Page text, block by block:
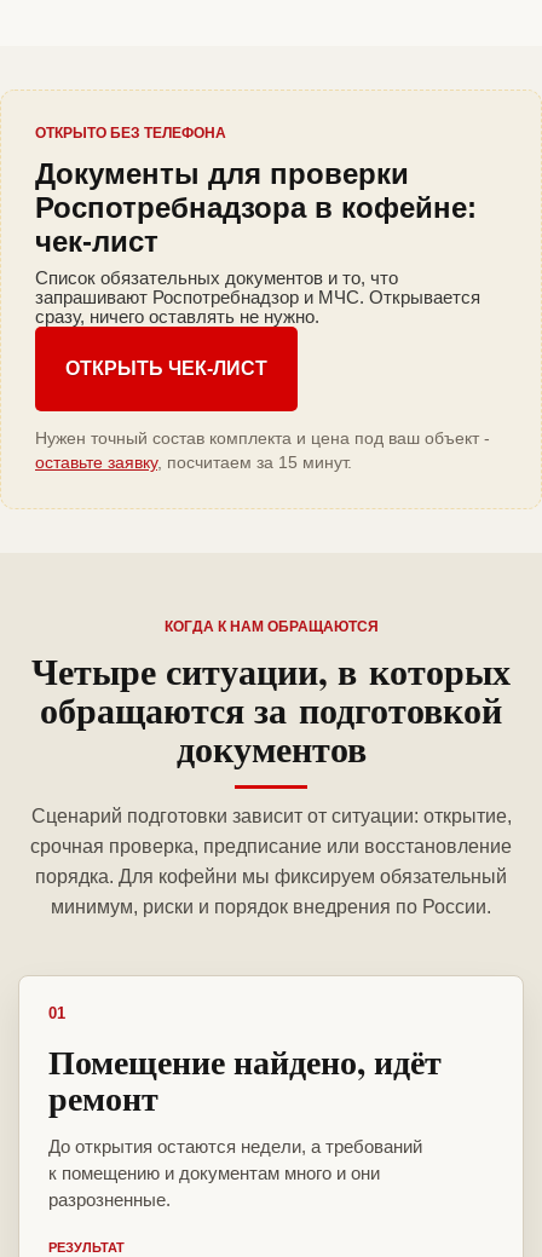
ОТКРЫТО БЕЗ ТЕЛЕФОНА
Документы для проверки
Роспотребнадзора в кофейне:
чек-лист
Список обязательных документов и то, что
запрашивают Роспотребнадзор и МЧС. Открывается
сразу, ничего оставлять не нужно.
ОТКРЫТЬ ЧЕК-ЛИСТ
Нужен точный состав комплекта и цена под ваш объект -
оставьте заявку, посчитаем за 15 минут.
КОГДА К НАМ ОБРАЩАЮТСЯ
Четыре ситуации, в которых
обращаются за подготовкой
документов
Сценарий подготовки зависит от ситуации: открытие,
срочная проверка, предписание или восстановление
порядка. Для кофейни мы фиксируем обязательный
минимум, риски и порядок внедрения по России.
01
Помещение найдено, идёт
ремонт
До открытия остаются недели, а требований
к помещению и документам много и они
разрозненные.
РЕЗУЛЬТАТ